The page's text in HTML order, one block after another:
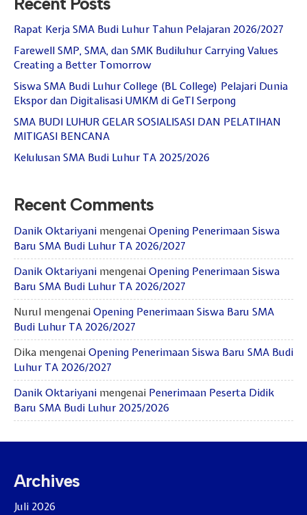
Rapat Kerja SMA Budi Luhur Tahun Pelajaran 2026/2027
Farewell SMP, SMA, dan SMK Budiluhur Carrying Values
Creating a Better Tomorrow
Siswa SMA Budi Luhur College (BL College) Pelajari Dunia
Ekspor dan Digitalisasi UMKM di GeTI Serpong
SMA BUDI LUHUR GELAR SOSIALISASI DAN PELATIHAN
MITIGASI BENCANA
Kelulusan SMA Budi Luhur TA 2025/2026
Recent Comments
Danik Oktariyani mengenai Opening Penerimaan Siswa
Baru SMA Budi Luhur TA 2026/2027
Danik Oktariyani mengenai Opening Penerimaan Siswa
Baru SMA Budi Luhur TA 2026/2027
Nurul mengenai Opening Penerimaan Siswa Baru SMA
Budi Luhur TA 2026/2027
Dika mengenai Opening Penerimaan Siswa Baru SMA Budi
Luhur TA 2026/2027
Danik Oktariyani mengenai Penerimaan Peserta Didik
Baru SMA Budi Luhur 2025/2026
Archives
Juli 2026